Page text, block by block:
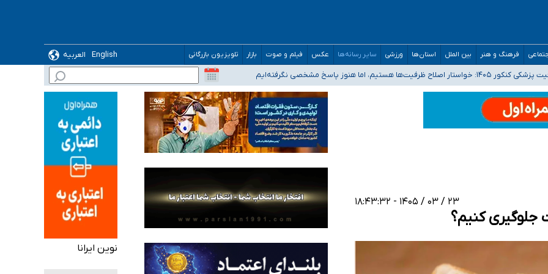
فرهنگ و هنر بین الملل استان‌ها ورزشی سایر رسانه‌ها عکس فیلم و صوت بازار تلویزیون بازرگانی English
العربیه
اما هنوز پاسخ مشخصی نگرفته‌ایم
عملیات و دکترای تخصصی جغرافیای نظامی دافوس آجا
بیمه
و کرمان بالاتر از آستانه هشدار
۲۳ / ۰۳ / ۱۴۰۵ - ۱۸:۴۳:۳۲
کنیم؟
نوین ایرانا